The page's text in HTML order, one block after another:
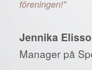
föreningen!"
Jennika
Manager på